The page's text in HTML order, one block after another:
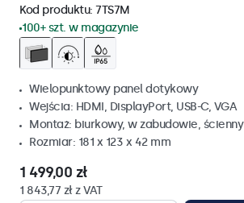
Kod produktu: 7TS7M
100+ szt. w magazynie
Wielopunktowy panel dotykowy
Wejścia: HDMI, DisplayPort, USB-C, VGA
Montaż: biurkowy, w zabudowie, ścienny
Rozmiar: 181 x 123 x 42 mm
1 499,00 zł
1 843,77 zł z VAT